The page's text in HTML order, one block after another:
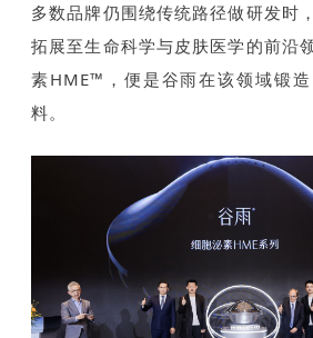
多数品牌仍围绕传统路径做研发时
拓展至生命科学与皮肤医学的前沿
素HME™，便是谷雨在该领域锻
料。